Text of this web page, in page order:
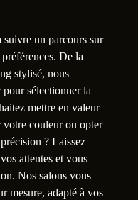
suivre un parcours sur
De la
stylisé, nous
sélectionner la
mettre en valeur
couleur ou opter
? Laissez
attentes et vous
Nos salons vous
mesure, adapté à vos